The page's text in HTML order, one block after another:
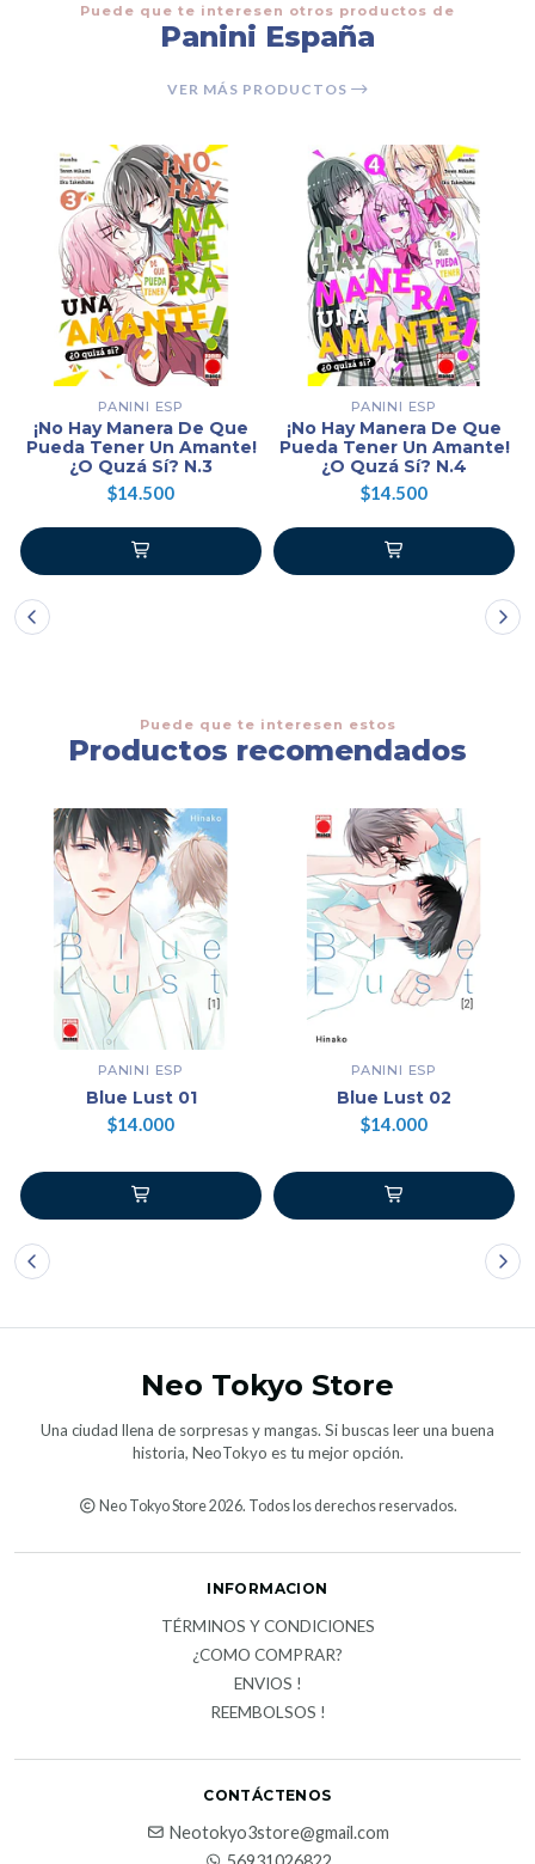
Puede que te interesen otros productos de
Panini España
VER MÁS PRODUCTOS
PANINI ESP
¡No Hay Manera De Que
Pueda Tener Un Amante!
¿O Quzá Sí? N.3
$14.500
PANINI ESP
¡No Hay Manera De Que
Pueda Tener Un Amante!
¿O Quzá Sí? N.4
$14.500
Puede que te interesen estos
Productos recomendados
PANINI ESP
Blue Lust 01
$14.000
PANINI ESP
Blue Lust 02
$14.000
Neo Tokyo Store
Una ciudad llena de sorpresas y mangas. Si buscas leer una buena
historia, NeoTokyo es tu mejor opción.
Neo Tokyo Store 2026. Todos los derechos reservados.
INFORMACION
TÉRMINOS Y CONDICIONES
¿COMO COMPRAR?
ENVIOS !
REEMBOLSOS !
CONTÁCTENOS
Neotokyo3store@gmail.com